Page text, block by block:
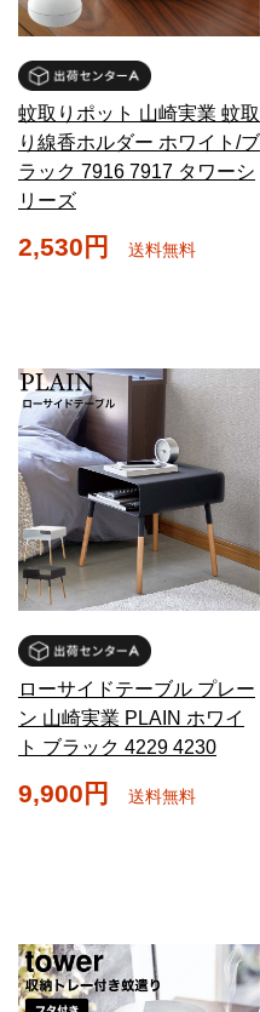
蚊取りポット 山崎実業 蚊取
り線香ホルダー ホワイト/ブ
ラック 7916 7917 タワーシ
リーズ
2,530円 送料無料
ローサイドテーブル プレー
ン 山崎実業 PLAIN ホワイ
ト ブラック 4229 4230
9,900円 送料無料